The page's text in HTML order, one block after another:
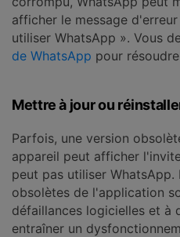
afficher le message
utiliser WhatsApp ». Vous
de WhatsApp pour
Mettre à jour ou
Parfois, une version
appareil peut afficher
peut pas utiliser
obsolètes de l'application
défaillances logicielles et à
entraîner un